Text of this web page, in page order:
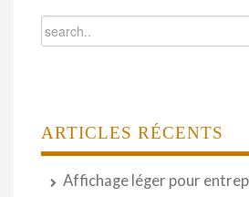
ARTICLES RÉCENTS
Affichage léger pour